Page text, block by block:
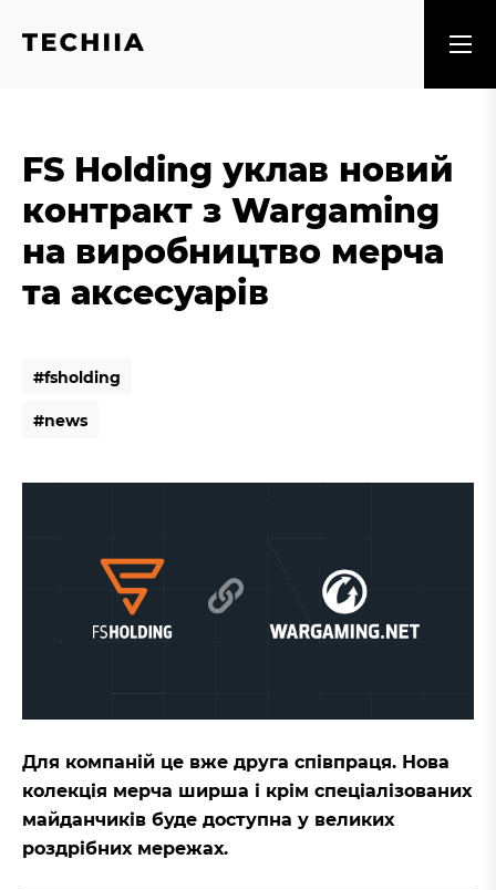
FS Holding уклав новий
контракт з Wargaming
на виробництво мерча
та аксесуарів
#fsholding
#news
Для компаній це вже друга співпраця. Нова
колекція мерча ширша і крім спеціалізованих
майданчиків буде доступна у великих
роздрібних мережах.